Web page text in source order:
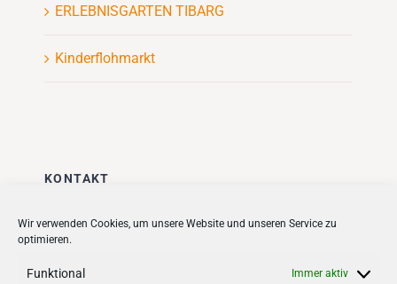
Wir verwenden Cookies, um unsere Website und unseren Service zu
optimieren.
Funktional Immer aktiv
ERLEBNISGARTEN TIBARG
Kinderflohmarkt
KONTAKT
Stadt + Handel City- und
Quartiersmanagement